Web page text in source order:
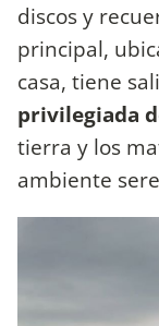
discos y
principal,
casa, tiene
privilegiada
tierra y los
ambiente